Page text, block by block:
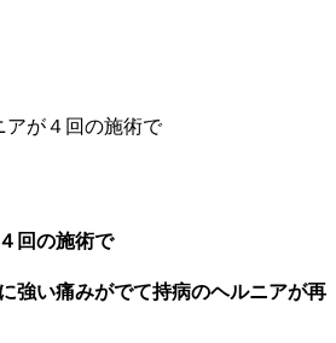
アが４回の施術で
回の施術で
強い痛みがでて持病のヘルニアが再